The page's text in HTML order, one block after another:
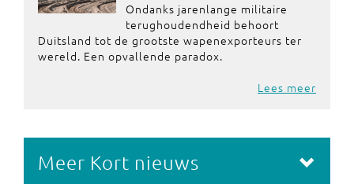
Ondanks jarenlange militaire
terughoudendheid behoort
Duitsland tot de grootste wapenexporteurs ter
wereld. Een opvallende paradox.
Lees meer
Meer Kort nieuws